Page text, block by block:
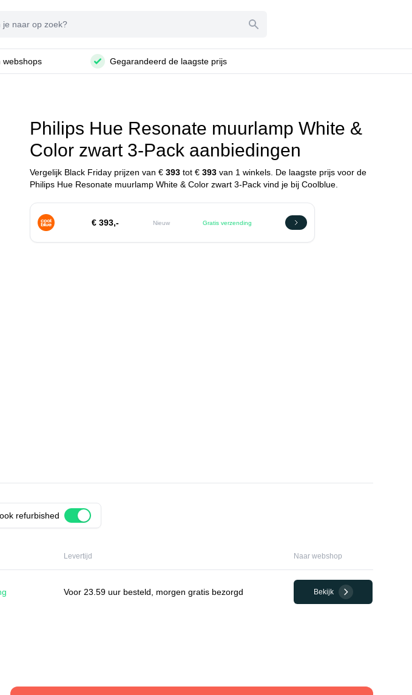
webshops Gegarandeerd de laagste prijs
Philips Hue Resonate muurlamp White &
Color zwart 3-Pack aanbiedingen
Vergelijk Black Friday prijzen van € 393 tot € 393 van 1 winkels. De laagste prijs voor de
Philips Hue Resonate muurlamp White & Color zwart 3-Pack vind je bij Coolblue.
€ 393,- Nieuw Gratis verzending
refurbished Use setting
Levertijd Naar webshop
Voor 23.59 uur besteld, morgen gratis bezorgd Bekijk